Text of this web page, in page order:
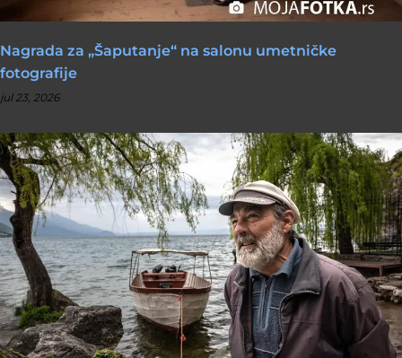
Nagrada za „Šaputanje“ na salonu umetničke
fotografije
jul 23, 2026